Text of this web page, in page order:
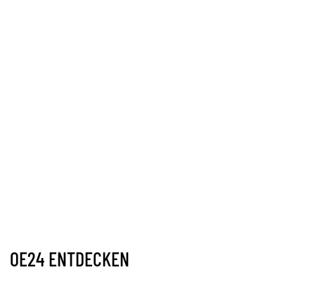
OE24 ENTDECKEN